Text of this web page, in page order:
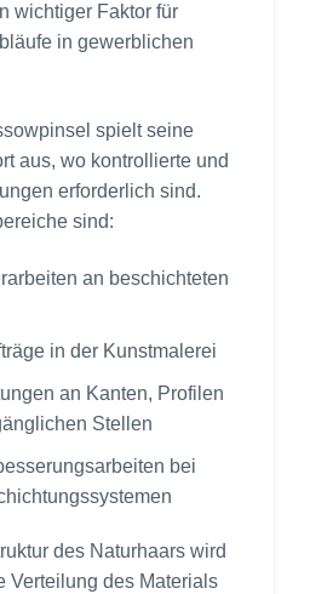
wichtiger Faktor für
in gewerblichen
spielt seine
aus, wo kontrollierte und
erforderlich sind.
sind:
an beschichteten
in der Kunstmalerei
an Kanten, Profilen
Stellen
bei
des Naturhaars wird
Verteilung des Materials